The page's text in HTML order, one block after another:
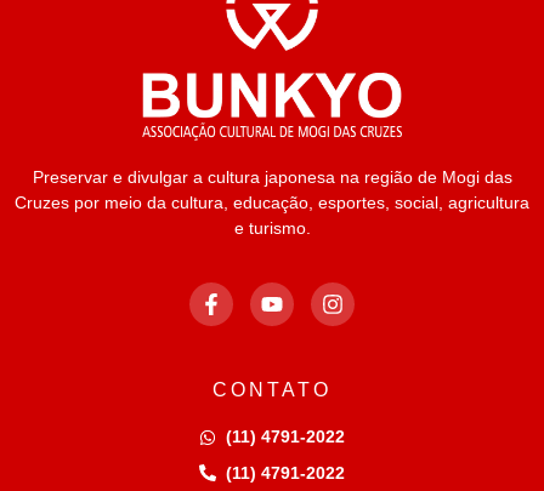
Preservar e divulgar a cultura japonesa na região de Mogi das
Cruzes por meio da cultura, educação, esportes, social, agricultura
e turismo.
CONTATO
(11) 4791-2022
(11) 4791-2022